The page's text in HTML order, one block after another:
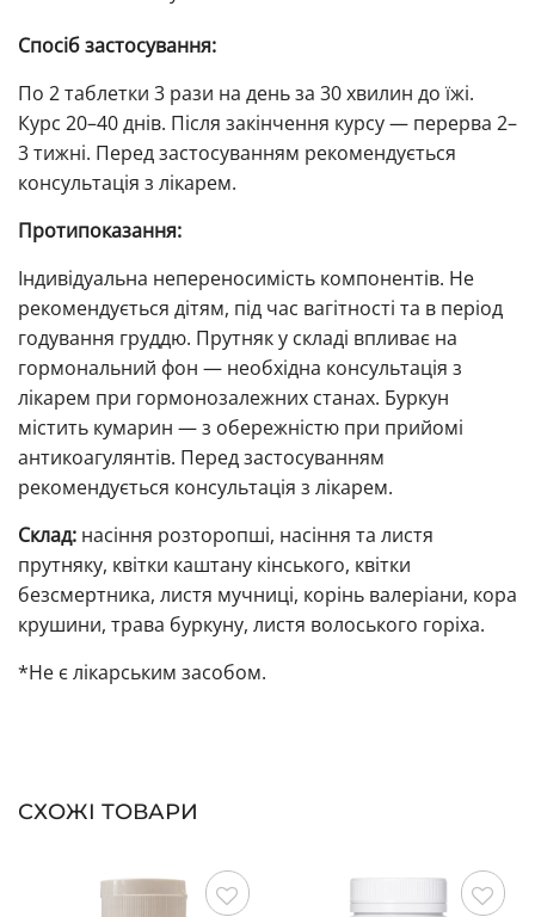
Спосіб застосування:
По 2 таблетки 3 рази на день за 30 хвилин до їжі.
Курс 20–40 днів. Після закінчення курсу — перерва 2–
3 тижні. Перед застосуванням рекомендується
консультація з лікарем.
Протипоказання:
Індивідуальна непереносимість компонентів. Не
рекомендується дітям, під час вагітності та в період
годування груддю. Прутняк у складі впливає на
гормональний фон — необхідна консультація з
лікарем при гормонозалежних станах. Буркун
містить кумарин — з обережністю при прийомі
антикоагулянтів. Перед застосуванням
рекомендується консультація з лікарем.
Склад: насіння розторопші, насіння та листя
прутняку, квітки каштану кінського, квітки
безсмертника, листя мучниці, корінь валеріани, кора
крушини, трава буркуну, листя волоського горіха.
*Не є лікарським засобом.
СХОЖІ ТОВАРИ